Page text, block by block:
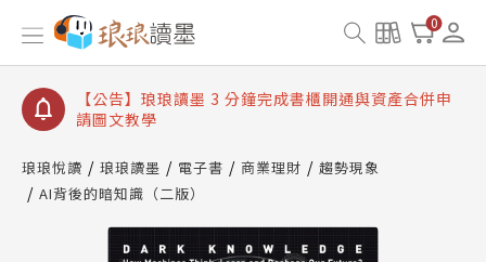
0
【公告】琅琅讀墨數位閱讀資產合併與書櫃開通申請
【公告】琅琅讀墨書櫃開通常見問題
【公告】琅琅讀墨 3 分鐘完成書櫃開通與資產合併申
請圖文教學
查詢
【公告】琅琅讀墨數位閱讀資產合併與書櫃開通申請
琅琅悅讀 琅琅讀墨 電子書 商業理財
趨勢現象
AI背後的暗知識（二版）